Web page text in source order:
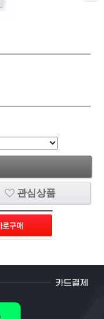
관심상품